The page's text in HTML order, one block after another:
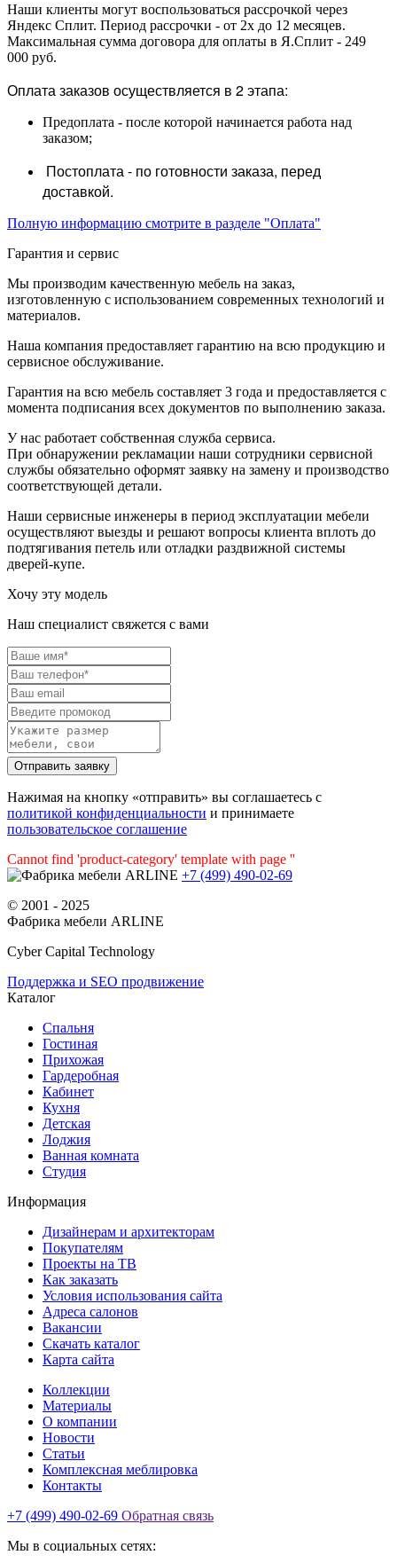
Наши клиенты могут воспользоваться рассрочкой через
Яндекс Сплит. Период рассрочки - от 2х до 12 месяцев.
Максимальная сумма договора для оплаты в Я.Сплит - 249
000 руб.
Оплата заказов осуществляется в 2 этапа:
Предоплата - после которой начинается работа над
заказом;
Постоплата - по готовности заказа, перед
доставкой.
Полную информацию смотрите в разделе "Оплата"
Гарантия и сервис
Мы производим качественную мебель на заказ,
изготовленную с использованием современных технологий и
материалов.
Наша компания предоставляет гарантию на всю продукцию и
сервисное обслуживание.
Гарантия на всю мебель составляет 3 года и предоставляется с
момента подписания всех документов по выполнению заказа.
У нас работает собственная служба сервиса.
При обнаружении рекламации наши сотрудники сервисной
службы обязательно оформят заявку на замену и производство
соответствующей детали.
Наши сервисные инженеры в период эксплуатации мебели
осуществляют выезды и решают вопросы клиента вплоть до
подтягивания петель или отладки раздвижной системы
дверей-купе.
Хочу эту модель
Наш специалист свяжется с вами
Нажимая на кнопку «отправить» вы соглашаетесь с
политикой конфиденциальности и принимаете
пользовательское соглашение
Cannot find 'product-category' template with page ''
+7 (499) 490-02-69
© 2001 - 2025
Фабрика мебели ARLINE
Cyber Capital Technology
Поддержка и SEO продвижение
Каталог
Спальня
Гостиная
Прихожая
Гардеробная
Кабинет
Кухня
Детская
Лоджия
Ванная комната
Студия
Информация
Дизайнерам и архитекторам
Покупателям
Проекты на ТВ
Как заказать
Условия использования сайта
Адреса салонов
Вакансии
Скачать каталог
Карта сайта
Коллекции
Материалы
О компании
Новости
Статьи
Комплексная меблировка
Контакты
+7 (499) 490-02-69 Обратная связь
Мы в социальных сетях: